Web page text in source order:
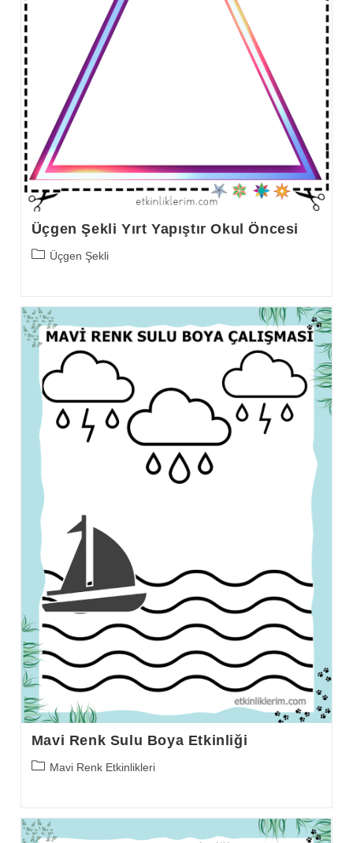
Üçgen Şekli Yırt Yapıştır Okul Öncesi
PostÜçgen Şekli
Mavi Renk Sulu Boya Etkinliği
PostMavi Renk Etkinlikleri